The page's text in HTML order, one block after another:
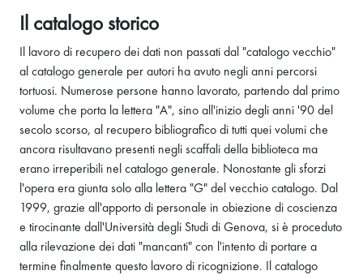
Il catalogo storico
Il lavoro di recupero dei dati non passati dal "catalogo vecchio"
al catalogo generale per autori ha avuto negli anni percorsi
tortuosi. Numerose persone hanno lavorato, partendo dal primo
volume che porta la lettera "A", sino all'inizio degli anni '90 del
secolo scorso, al recupero bibliografico di tutti quei volumi che
ancora risultavano presenti negli scaffali della biblioteca ma
erano irreperibili nel catalogo generale. Nonostante gli sforzi
l'opera era giunta solo alla lettera "G" del vecchio catalogo. Dal
1999, grazie all'apporto di personale in obiezione di coscienza
e tirocinante dall'Università degli Studi di Genova, si è proceduto
alla rilevazione dei dati "mancanti" con l'intento di portare a
termine finalmente questo lavoro di ricognizione. Il catalogo